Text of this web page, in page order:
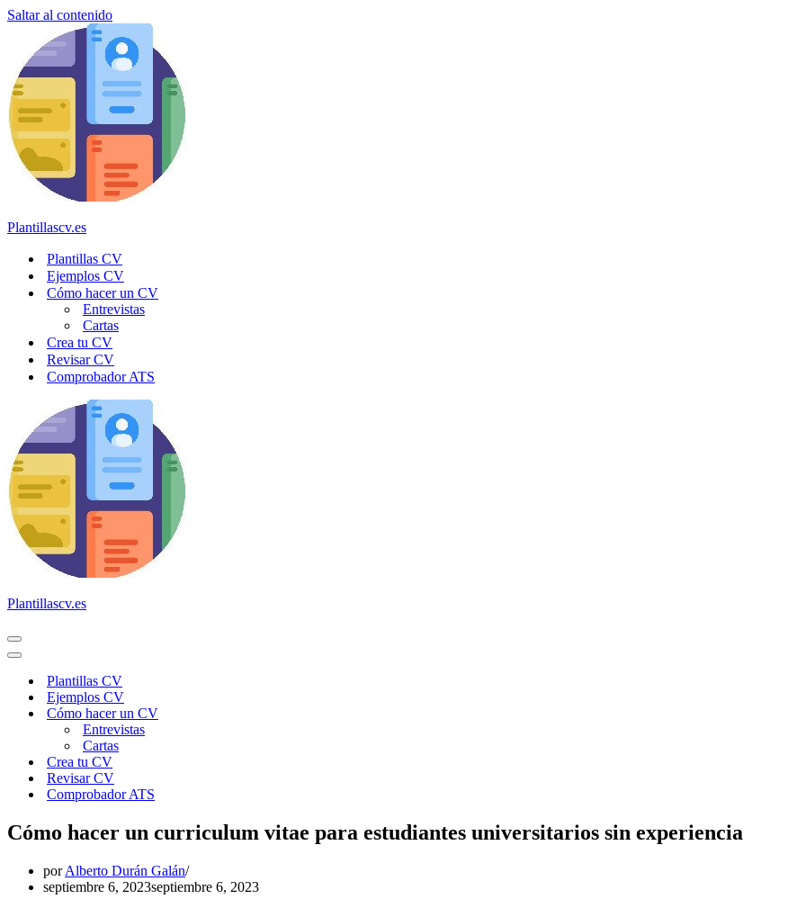
Saltar al contenido
Plantillascv.es
Plantillas CV
Ejemplos CV
Cómo hacer un CV
Entrevistas
Cartas
Crea tu CV
Revisar CV
Comprobador ATS
Plantillascv.es
Menú
de
Menú
navegaciónPlantillas CV
Ejemplos CV
Cómo hacer un CV
Entrevistas
Cartas
Crea tu CV
Revisar CV
Comprobador ATS
Cómo hacer un curriculum vitae para estudiantes universitarios sin experiencia
porAlberto Durán Galán
septiembre 6, 2023septiembre 6, 2023